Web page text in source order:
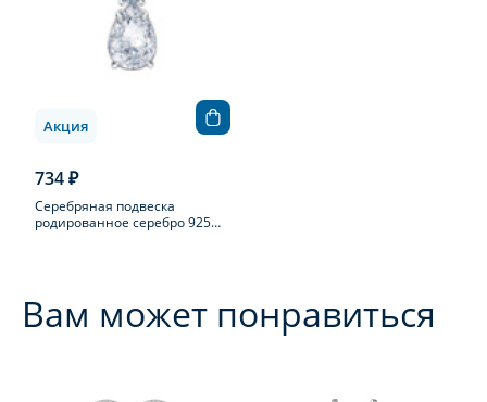
734 ₽
Серебряная подвеска
родированное серебро 925
Акция
Вам может понравиться